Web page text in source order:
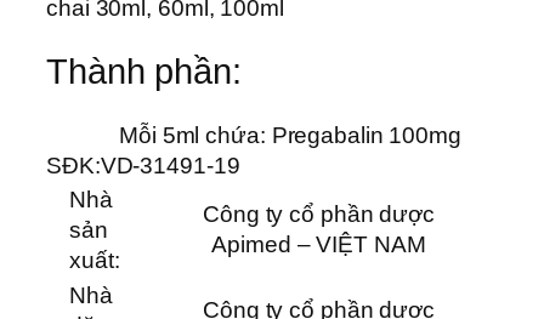
chai 30ml, 60ml, 100ml
Thành phần:
Mỗi 5ml chứa: Pregabalin 100mg
SĐK:VD-31491-19
Nhà
sản
xuất:
Công ty cổ phần dược
Apimed – VIỆT NAM
Nhà
Công ty cổ phần dược